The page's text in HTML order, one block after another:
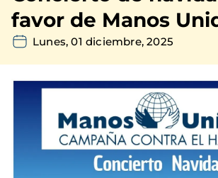
favor de Manos
Lunes, 01 diciembre, 2025